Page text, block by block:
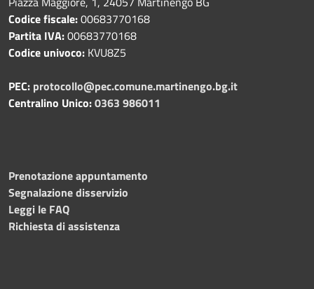
Codice fiscale:00683770168
Partita IVA:00683770168
Codice univoco: KVU8Z5
PEC: protocollo@pec.comune.martinengo.bg.it
Centralino Unico:0363 986011
Prenotazione appuntamento
Segnalazione disservizio
Leggi le FAQ
Richiesta di assistenza